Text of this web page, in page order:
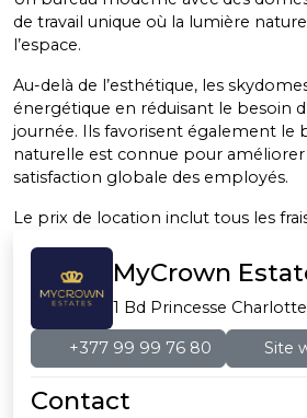
de travail unique où la lumière
l’espace.
Au-delà de l’esthétique, les
énergétique en réduisant le besoin
journée. Ils favorisent également le
naturelle est connue pour
satisfaction globale des employés.
Le prix de location inclut tous les
MyCrown
1 Bd Princesse Charlotte
+377 99 99 76 80 Site
Contact